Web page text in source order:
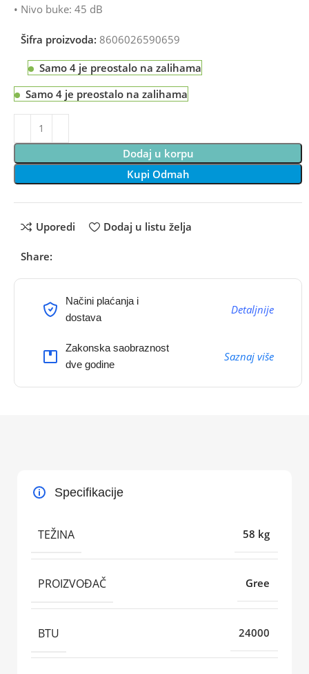
• Nivo buke: 45 dB
Šifra proizvoda:8606026590659
Samo 4 je preostalo na zalihama
Samo 4 je preostalo na zalihama
Dodaj u korpu
Kupi Odmah
Uporedi Dodaj u listu želja
Share:
Načini plaćanja i
dostava
Detaljnije
Zakonska saobraznost
dve godine
Saznaj više
Specifikacije
TEŽINA 58 kg
PROIZVOĐAČ Gree
BTU 24000